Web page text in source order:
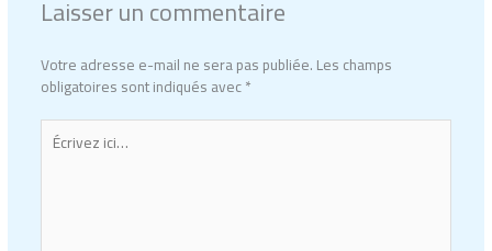
Laisser un commentaire
Votre adresse e-mail ne sera pas publiée.Les champs
obligatoires sont indiqués avec*
Écrivez
ici…